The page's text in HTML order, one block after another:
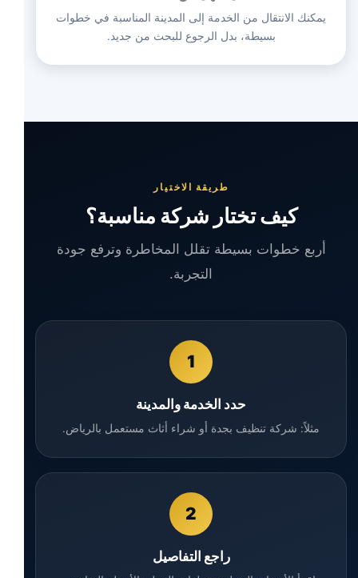
يمكنك الانتقال من الخدمة إلى المدينة المناسبة في خطوات
بسيطة، بدل الرجوع للبحث من جديد.
طريقة الاختيار
كيف تختار شركة مناسبة؟
أربع خطوات بسيطة تقلل المخاطرة وترفع جودة
التجربة.
1
حدد الخدمة والمدينة
مثلاً: شركة تنظيف بجدة أو شراء أثاث مستعمل بالرياض.
2
راجع التفاصيل